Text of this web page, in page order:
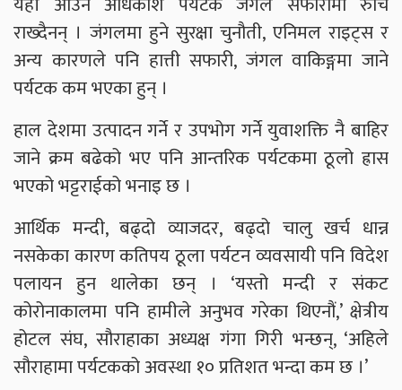
राख्दैनन् । जंगलमा हुने सुरक्षा चुनौती, एनिमल राइट्स र
अन्य कारणले पनि हात्ती सफारी, जंगल वाकिङ्गमा जाने
पर्यटक कम भएका हुन् ।
हाल देशमा उत्पादन गर्ने र उपभोग गर्ने युवाशक्ति नै बाहिर
जाने क्रम बढेको भए पनि आन्तरिक पर्यटकमा ठूलो ह्रास
भएको भट्टराईको भनाइ छ ।
आर्थिक मन्दी, बढ्दो व्याजदर, बढ्दो चालु खर्च धान्न
नसकेका कारण कतिपय ठूला पर्यटन व्यवसायी पनि विदेश
पलायन हुन थालेका छन् । ‘यस्तो मन्दी र संकट
कोरोनाकालमा पनि हामीले अनुभव गरेका थिएनौं,’ क्षेत्रीय
होटल संघ, सौराहाका अध्यक्ष गंगा गिरी भन्छन्, ‘अहिले
सौराहामा पर्यटकको अवस्था १० प्रतिशत भन्दा कम छ ।’